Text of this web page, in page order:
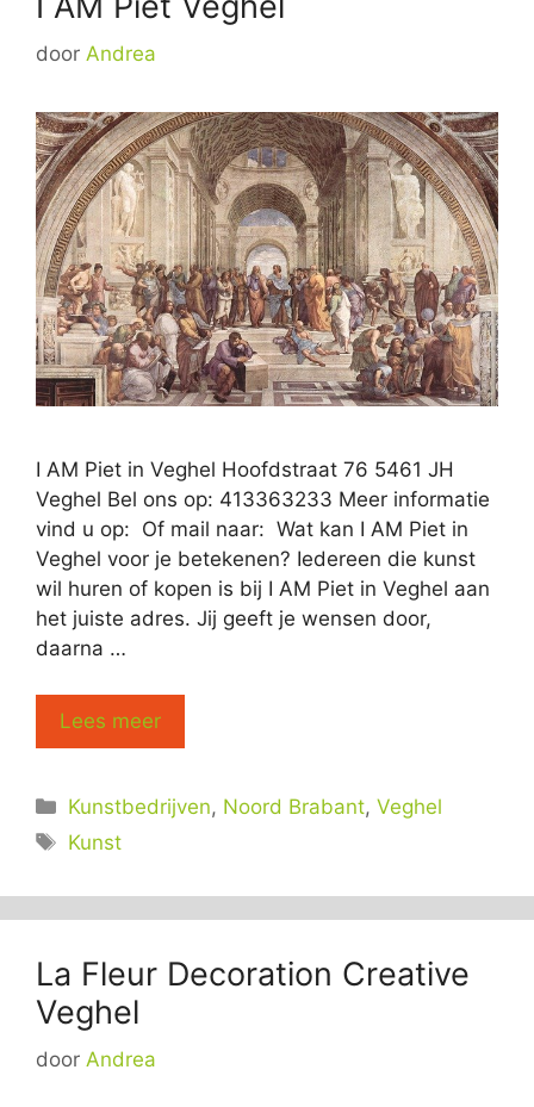
door Andrea
I AM Piet in Veghel Hoofdstraat 76 5461 JH
Veghel Bel ons op: 413363233 Meer informatie
vind u op: Of mail naar: Wat kan I AM Piet in
Veghel voor je betekenen? Iedereen die kunst
wil huren of kopen is bij I AM Piet in Veghel aan
het juiste adres. Jij geeft je wensen door,
daarna …
Lees meer
Categorieën
Kunstbedrijven, Noord Brabant,Veghel
Tags
Kunst
La Fleur Decoration Creative
Veghel
door Andrea